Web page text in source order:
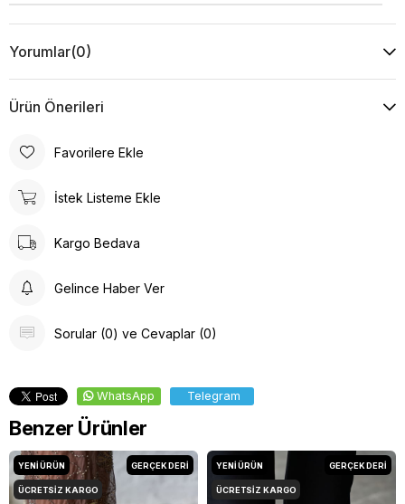
Yorumlar(0)
Ürün Önerileri
Favorilere Ekle
İstek Listeme Ekle
Kargo Bedava
Gelince Haber Ver
Sorular (0) ve Cevaplar (0)
WhatsApp Telegram
Benzer Ürünler
YENI ÜRÜN
ÜCRETSIZ KARGO
GERÇEK DERİ YENI ÜRÜN
ÜCRETSIZ KARGO
GERÇEK DERİ